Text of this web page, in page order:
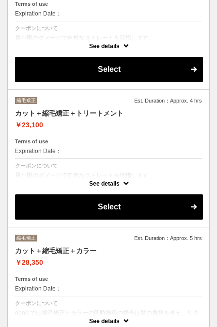
Terms of use
Expiration Date：
クーポンについて
最小限のダメージで自然なストレートを目指します。
カット&縮毛矯正22000（6ヶ月以内のリタッチ）
カット&縮毛矯正25000〜（前回の縮毛矯正が1年以上前の場合）
See details
Select
縮毛矯正 Est. Duration：Approx. 4 hrs
カット＋縮毛矯正＋トリートメント
￥23,100
Terms of use
Expiration Date：
クーポンについて
最小限のダメージで自然なストレートを目指します。
トリートメントの種類によって料金が異なります。
クイックトリートメント→¥23100
See details
Select
縮毛矯正 Est. Duration：Approx. 5 hrs
カット＋縮毛矯正＋カラー
￥28,350
Terms of use
Expiration Date：
クーポンについて
oone では縮毛矯正とカラーの同時施術の場合は髪の負担を考え、リタ
ッチのみのカラーを推奨させて頂いております。
See details